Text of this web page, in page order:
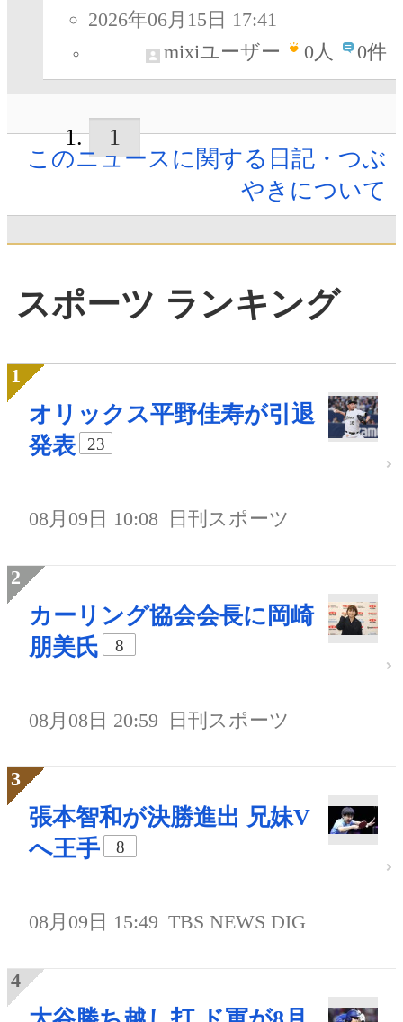
2026年06月15日 17:41
mixiユーザー
0人 0件
1
このニュースに関する日記・つぶ
やきについて
スポーツ ランキング
オリックス平野佳寿が引退
発表
23
08月09日 10:08 日刊スポーツ
カーリング協会会長に岡崎
朋美氏
8
08月08日 20:59 日刊スポーツ
張本智和が決勝進出 兄妹V
へ王手
8
08月09日 15:49 TBS NEWS DIG